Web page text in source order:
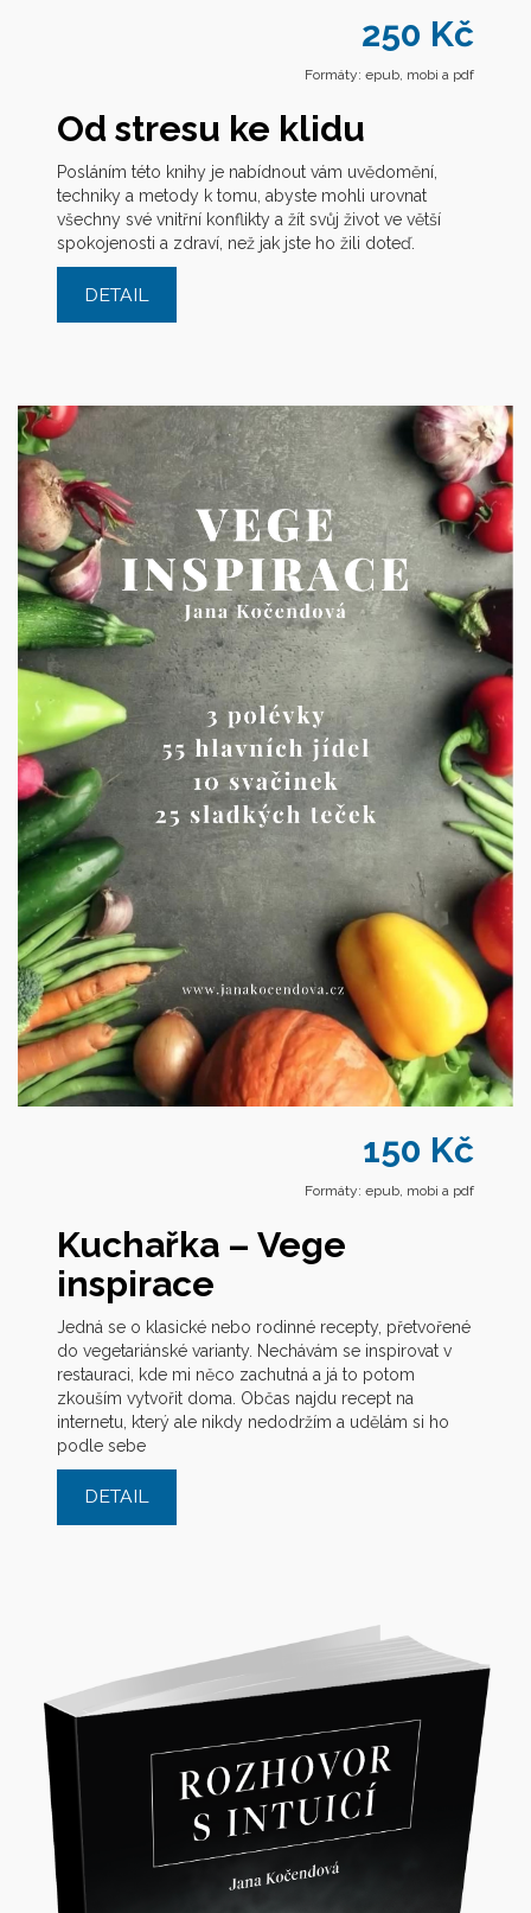
250 Kč
Formáty: epub, mobi a pdf
Od stresu ke klidu
Posláním této knihy je nabídnout vám uvědomění,
techniky a metody k tomu, abyste mohli urovnat
všechny své vnitřní konflikty a žít svůj život ve větší
spokojenosti a zdraví, než jak jste ho žili doteď.
DETAIL
150 Kč
Formáty: epub, mobi a pdf
Kuchařka – Vege
inspirace
Jedná se o klasické nebo rodinné recepty, přetvořené
do vegetariánské varianty. Nechávám se inspirovat v
restauraci, kde mi něco zachutná a já to potom
zkouším vytvořit doma. Občas najdu recept na
internetu, který ale nikdy nedodržím a udělám si ho
podle sebe
DETAIL